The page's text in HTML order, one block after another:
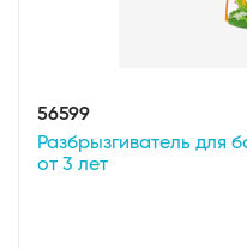
56599
Разбрызгиватель для
от 3 лет